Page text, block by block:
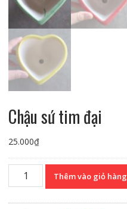
Chậu sứ tim đại
25.000₫
Chậu
Thêm vào giỏ hàng